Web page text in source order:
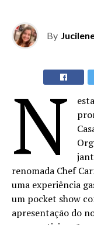
By
N
renomada Chef
uma experiência
um pocket show
apresentação do